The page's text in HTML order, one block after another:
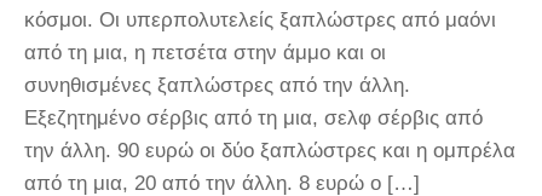
κόσμοι. Οι υπερπολυτελείς ξαπλώστρες από μαόνι
από τη μια, η πετσέτα στην άμμο και οι
συνηθισμένες ξαπλώστρες από την άλλη.
Εξεζητημένο σέρβις από τη μια, σελφ σέρβις από
την άλλη. 90 ευρώ οι δύο ξαπλώστρες και η ομπρέλα
από τη μια, 20 από την άλλη. 8 ευρώ ο […]